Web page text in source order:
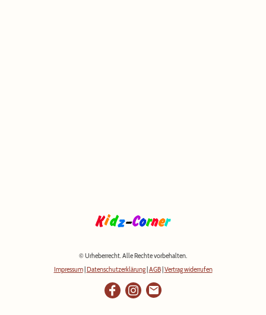
© Urheberrecht. Alle Rechte vorbehalten.
Impressum| Datenschutzerklärung| AGB| Vertrag widerrufen